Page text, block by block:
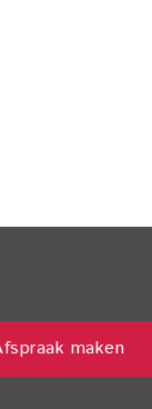
maken